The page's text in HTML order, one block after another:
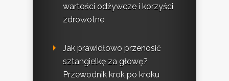
wartości odżywcze i korzyści
zdrowotne
Jak prawidłowo przenosić
sztangielkę za głowę?
Przewodnik krok po kroku